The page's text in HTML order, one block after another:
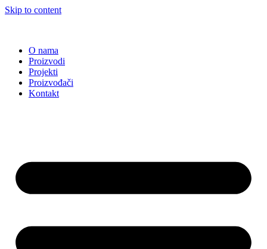
Skip to content
O nama
Proizvodi
Projekti
Proizvođači
Kontakt